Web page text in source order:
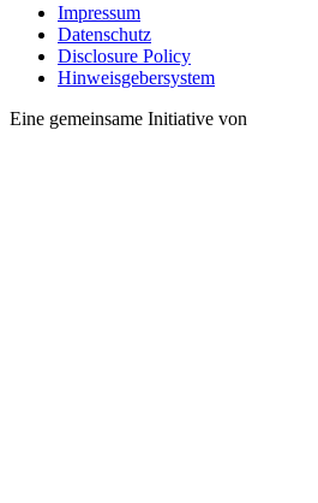
Impressum
Datenschutz
Disclosure Policy
Hinweisgebersystem
Eine gemeinsame Initiative von